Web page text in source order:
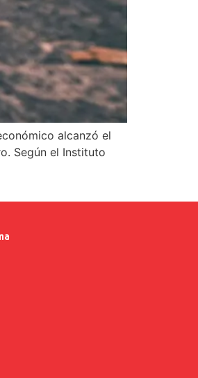
alcanzó el
Según el Instituto